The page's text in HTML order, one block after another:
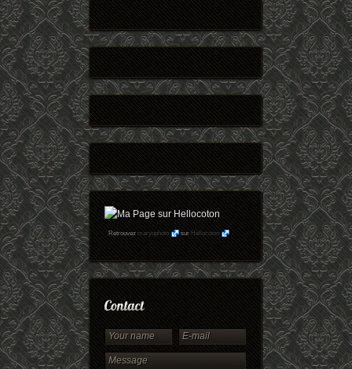
Retrouvezmaryophoto surHellocoton